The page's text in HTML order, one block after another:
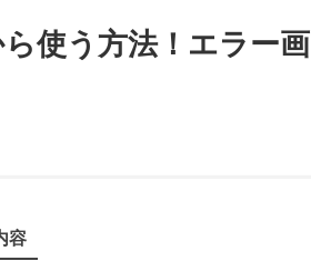
使う方法！エラー画
容